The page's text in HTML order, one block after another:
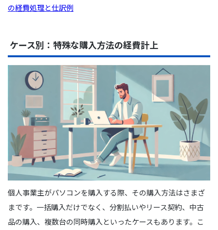
の経費処理と仕訳例
ケース別：特殊な購入方法の経費計上
個人事業主がパソコンを購入する際、その購入方法はさまざ
まです。一括購入だけでなく、分割払いやリース契約、中古
品の購入、複数台の同時購入といったケースもあります。こ